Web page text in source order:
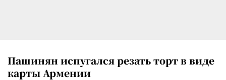
Пашинян испугался резать торт в виде
карты Армении